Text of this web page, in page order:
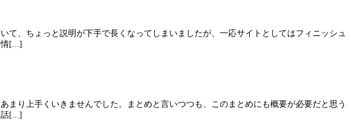
、ちょっと説明が下手で長くなってしまいましたが、一応サイトとしてはフィニッシュ
[...]
り上手くいきませんでした。まとめと言いつつも、このまとめにも概要が必要だと思う
[...]